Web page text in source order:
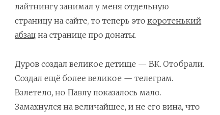
лайтнингу занимал у меня отдельную
страницу на сайте, то теперь это коротенький
абзац на странице про донаты.
Дуров создал великое детище — ВК. Отобрали.
Создал ещё более великое — телеграм.
Взлетело, но Павлу показалось мало.
Замахнулся на величайшее, и не его вина, что